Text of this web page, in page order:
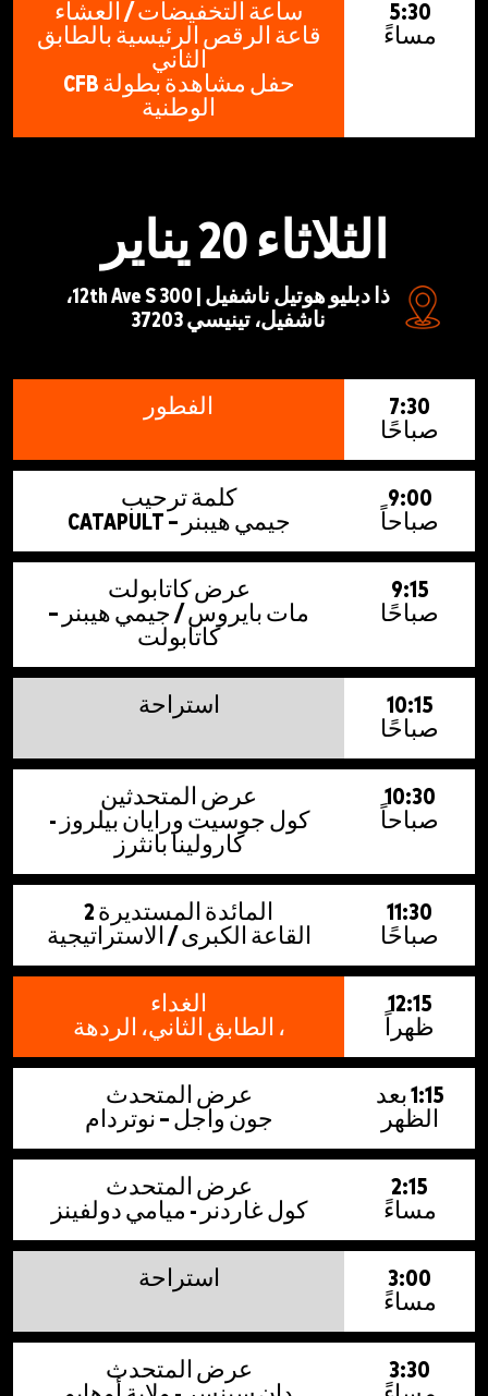
5:30
مساءً
ساعة التخفيضات / العشاء
قاعة الرقص الرئيسية بالطابق
الثاني
حفل مشاهدة بطولة CFB
الوطنية
الثلاثاء 20 يناير
ذا دبليو هوتيل ناشفيل | 300 12th Ave S،
ناشفيل، تينيسي 37203
7:30
صباحًا
الفطور
9:00
صباحاً
كلمة ترحيب
جيمي هيبنر – CATAPULT
9:15
صباحًا
عرض كاتابولت
مات بايروس / جيمي هيبنر –
كاتابولت
10:15
صباحًا
استراحة
10:30
صباحاً
عرض المتحدثين
كول جوسيت ورايان بيلروز -
كارولينا بانثرز
11:30
صباحًا
المائدة المستديرة 2
القاعة الكبرى / الاستراتيجية
12:15
ظهراً
الغداء
، الطابق الثاني، الردهة
1:15 بعد
الظهر
عرض المتحدث
جون واجل – نوتردام
2:15
مساءً
عرض المتحدث
كول غاردنر - ميامي دولفينز
3:00
مساءً
استراحة
3:30
عرض المتحدث